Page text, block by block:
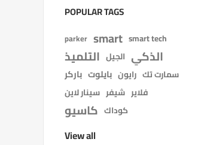
POPULAR TAGS
parker smart smart tech
التلميذ الجيل الذكي
باركر بايلوت رايون سمارت تك
سينار لاين شيفر فلاير
كاسيو كوداك
View all